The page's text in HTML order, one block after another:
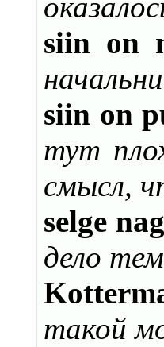
siin on
siin on
тут
смысл,
selge
дело
такой